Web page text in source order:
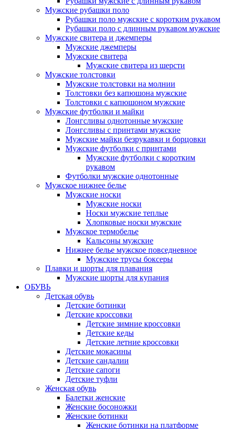
Мужские рубашки поло
Рубашки поло мужские с коротким рукавом
Рубашки поло с длинным рукавом мужские
Мужские свитера и джемперы
Мужские джемперы
Мужские свитера
Мужские свитера из шерсти
Мужские толстовки
Мужские толстовки на молнии
Толстовки без капюшона мужские
Толстовки с капюшоном мужские
Мужские футболки и майки
Лонгсливы однотонные мужские
Лонгсливы с принтами мужские
Мужские майки безрукавки и борцовки
Мужские футболки с принтами
Мужские футболки с коротким
рукавом
Футболки мужские однотонные
Мужское нижнее белье
Мужские носки
Мужские носки
Носки мужские теплые
Хлопковые носки мужские
Мужское термобелье
Кальсоны мужские
Нижнее белье мужское повседневное
Мужские трусы боксеры
Плавки и шорты для плавания
Мужские шорты для купания
ОБУВЬ
Детская обувь
Детские ботинки
Детские кроссовки
Детские зимние кроссовки
Детские кеды
Детские летние кроссовки
Детские мокасины
Детские сандалии
Детские сапоги
Детские туфли
Женская обувь
Балетки женские
Женские босоножки
Женские ботинки
Женские ботинки на платформе